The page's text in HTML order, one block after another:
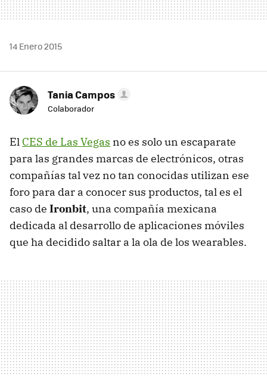
14 Enero 2015
Tania Campos
Colaborador
El CES de Las Vegas no es solo un escaparate
para las grandes marcas de electrónicos, otras
compañías tal vez no tan conocidas utilizan ese
foro para dar a conocer sus productos, tal es el
caso de Ironbit, una compañía mexicana
dedicada al desarrollo de aplicaciones móviles
que ha decidido saltar a la ola de los wearables.